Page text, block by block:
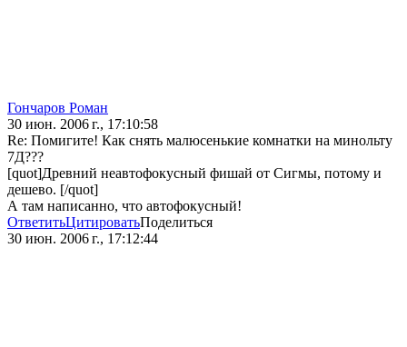
Гончаров Роман
30 июн. 2006 г., 17:10:58
Re: Помигите! Как снять малюсенькие комнатки на минольту
7Д???
[quot]Древний неавтофокусный фишай от Сигмы, потому и
дешево. [/quot]
А там написанно, что автофокусный!
ОтветитьЦитироватьПоделиться
30 июн. 2006 г., 17:12:44